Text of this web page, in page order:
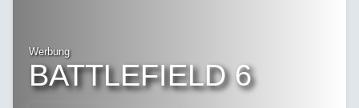
Werbung
BATTLEFIELD 6